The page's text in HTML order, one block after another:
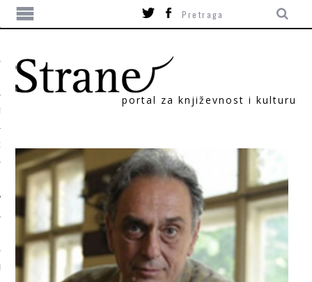
portal za književnost i kulturu